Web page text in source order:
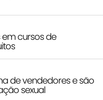
em cursos de
de vendedores e são
sexual